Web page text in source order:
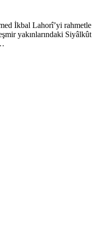
İkbal Lahorî’yi rahmetle
yakınlarındaki Siyâlkût